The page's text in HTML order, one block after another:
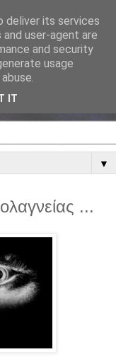
▼
...
deliver its services
user-agent are
and security
usage
IT